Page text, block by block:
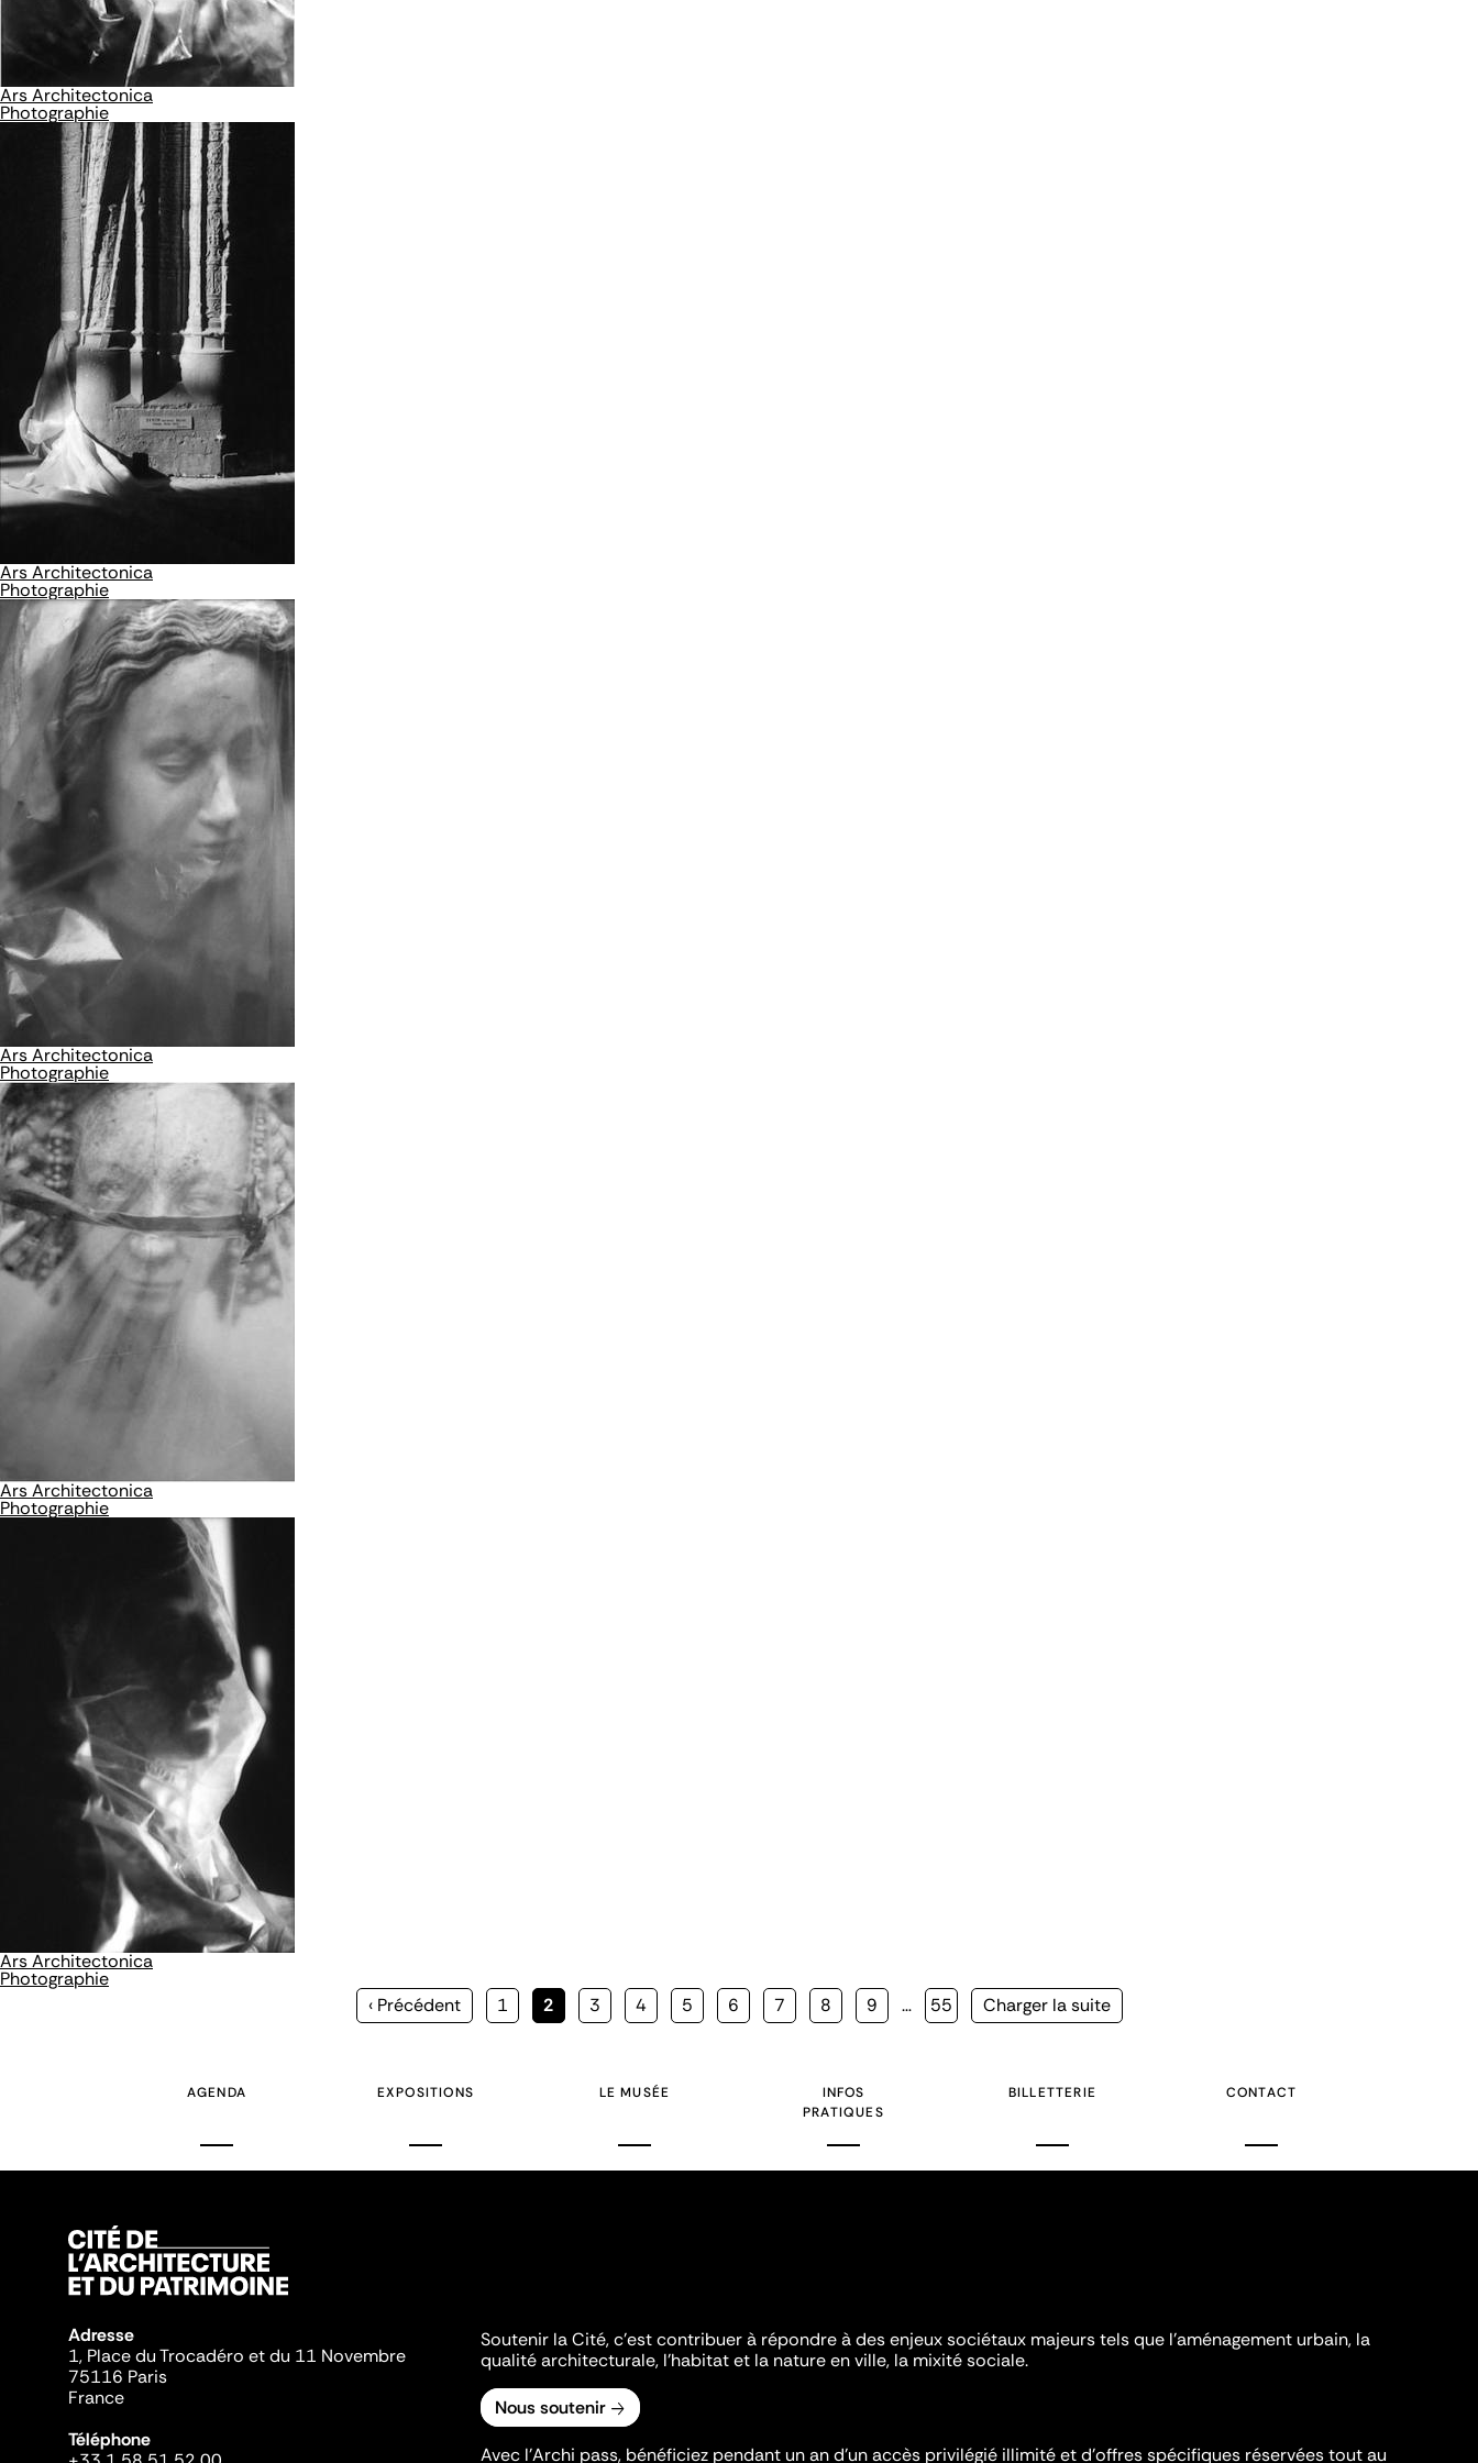
Ars Architectonica
Photographie
Ars Architectonica
Photographie
Ars Architectonica
Photographie
Ars Architectonica
Photographie
Ars Architectonica
Photographie
Page
‹ Précédent Page
1
Page
2 Page
3 Page
4 Page
5 Page
6 Page
7 Page
8 Page
9 … Page
55
Page
Charger la suite
AGENDA EXPOSITIONS LE MUSÉE
INFOS
PRATIQUES
BILLETTERIE CONTACT
Adresse
1, Place du Trocadéro et du 11 Novembre
75116 Paris
France
Téléphone
Soutenir la Cité, c'est contribuer à répondre à des enjeux sociétaux majeurs tels que l'aménagement urbain, la
qualité architecturale, l'habitat et la nature en ville, la mixité sociale.
Nous soutenir
Avec l’Archi pass, bénéficiez pendant un an d’un accès privilégié illimité et d’offres spécifiques réservées tout au